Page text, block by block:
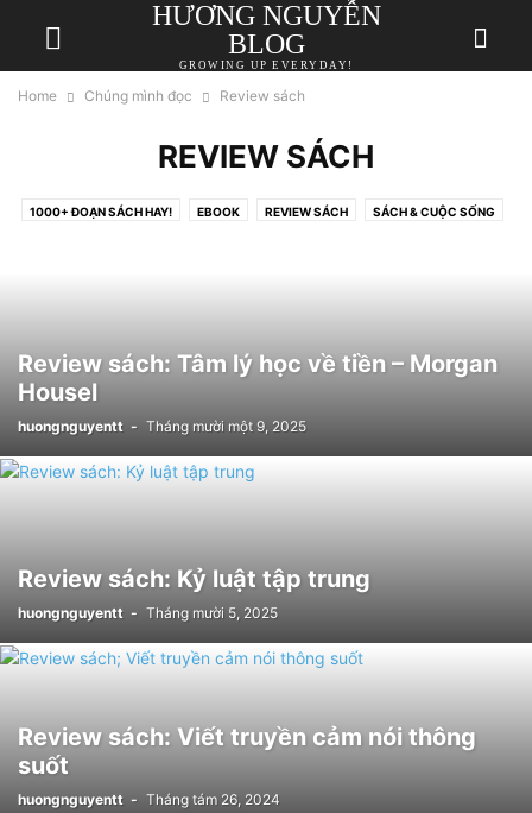
HƯƠNG NGUYỄN
BLOG
GROWING UP EVERYDAY!
Home Chúng mình đọc Review sách
REVIEW SÁCH
1000+ ĐOẠN SÁCH HAY! EBOOK REVIEW SÁCH SÁCH & CUỘC SỐNG
Review sách: Tâm lý học về tiền – Morgan
Housel
huongnguyentt - Tháng mười một 9, 2025
Review sách: Kỷ luật tập trung
huongnguyentt - Tháng mười 5, 2025
Review sách: Viết truyền cảm nói thông
suốt
huongnguyentt - Tháng tám 26, 2024